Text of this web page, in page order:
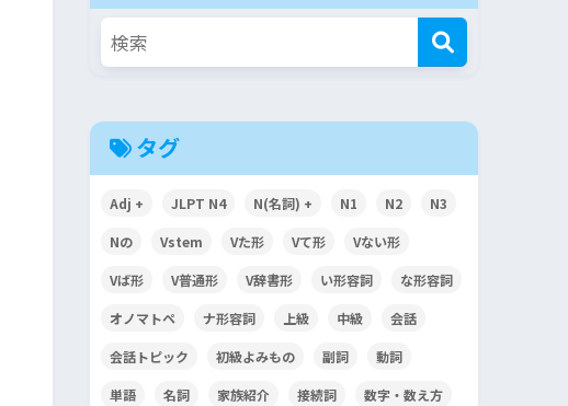
タグ
Adj + JLPT N4 N(名詞) + N1 N2 N3
Nの Vstem Vた形 Vて形 Vない形
Vば形 V普通形 V辞書形 い形容詞 な形容詞
オノマトペ ナ形容詞 上級 中級 会話
会話トピック 初級よみもの 副詞 動詞
単語 名詞 家族紹介 接続詞 数字・数え方